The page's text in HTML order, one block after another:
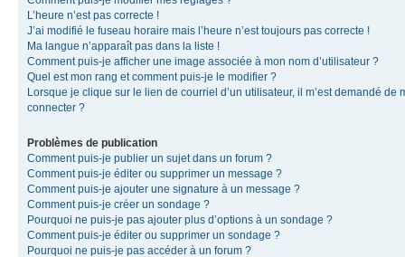
L’heure n’est pas correcte !
J’ai modifié le fuseau horaire mais l’heure n’est toujours pas correcte !
Ma langue n’apparaît pas dans la liste !
Comment puis-je afficher une image associée à mon nom d’utilisateur ?
Quel est mon rang et comment puis-je le modifier ?
Lorsque je clique sur le lien de courriel d’un utilisateur, il m’est demandé de
connecter ?
Problèmes de publication
Comment puis-je publier un sujet dans un forum ?
Comment puis-je éditer ou supprimer un message ?
Comment puis-je ajouter une signature à un message ?
Comment puis-je créer un sondage ?
Pourquoi ne puis-je pas ajouter plus d’options à un sondage ?
Comment puis-je éditer ou supprimer un sondage ?
Pourquoi ne puis-je pas accéder à un forum ?